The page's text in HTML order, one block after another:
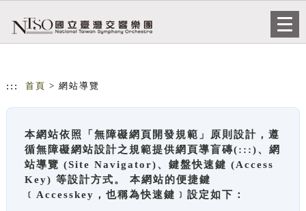
::: 首頁 > 網站導覽
本網站依照「無障礙網頁開發規範」原則設計，遵
循無障礙網站設計之規範提供網頁導盲磚(:::)、網
站導覽 (Site Navigator)、鍵盤快速鍵 (Access
Key) 等設計方式。 本網站的便捷鍵
﹝Accesskey，也稱為快速鍵﹞設定如下：